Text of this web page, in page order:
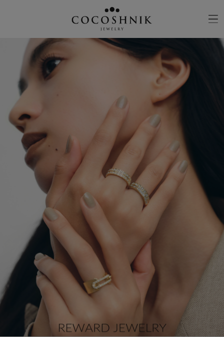
CATEGORY
NECKELACE
EAR CUFF
BLACELET/BANGLE
WRISTWATCH
OTHER
MATERIAL
PLATINUM
PEARL
BRAND
ABOUT
JOURNAL
SHOP LIST
AFTERCARE & REPAIRS
SUSTAINABLE
EMAIL NEWSLETTER